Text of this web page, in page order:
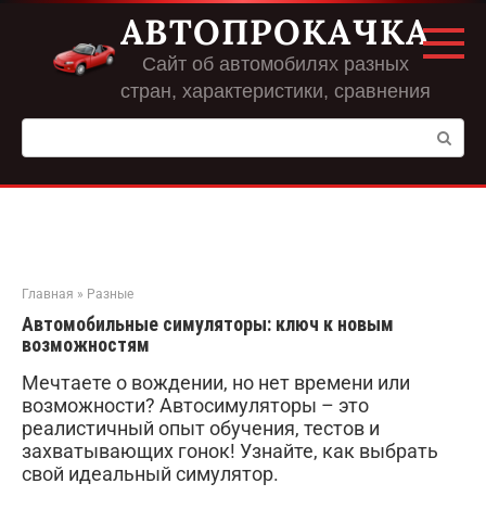
Перейти
контенту
АВТОПРОКАЧКА
Сайт об автомобилях разных
стран, характеристики, сравнения
Поиск:
Главная » Разные
Автомобильные симуляторы: ключ к новым
возможностям
Мечтаете о вождении, но нет времени или
возможности? Автосимуляторы – это
реалистичный опыт обучения, тестов и
захватывающих гонок! Узнайте, как выбрать
свой идеальный симулятор.